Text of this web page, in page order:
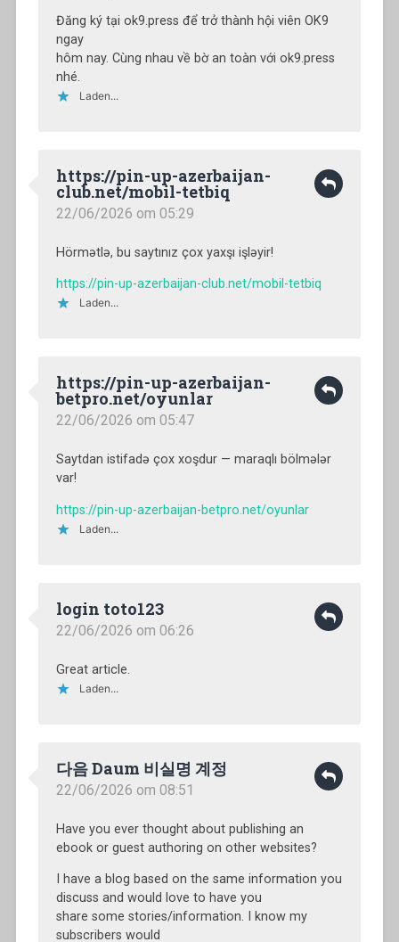
Đăng ký tại ok9.press để trở thành hội viên OK9
ngay
hôm nay. Cùng nhau về bờ an toàn với ok9.press
nhé.
Laden...
https://pin-up-azerbaijan-
club.net/mobil-tetbiq
22/06/2026 om 05:29
Hörmətlə, bu saytınız çox yaxşı işləyir!
https://pin-up-azerbaijan-club.net/mobil-tetbiq
Laden...
https://pin-up-azerbaijan-
betpro.net/oyunlar
22/06/2026 om 05:47
Saytdan istifadə çox xoşdur — maraqlı bölmələr
var!
https://pin-up-azerbaijan-betpro.net/oyunlar
Laden...
login toto123
22/06/2026 om 06:26
Great article.
Laden...
다음 Daum 비실명 계정
22/06/2026 om 08:51
Have you ever thought about publishing an
ebook or guest authoring on other websites?
I have a blog based on the same information you
discuss and would love to have you
share some stories/information. I know my
subscribers would